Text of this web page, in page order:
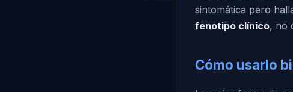
sintomática pero
fenotipo clínico, no
Cómo usarlo